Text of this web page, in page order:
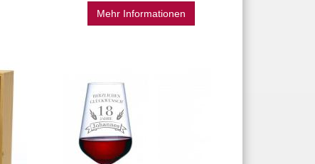
Mehr Informationen